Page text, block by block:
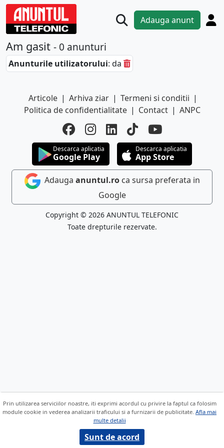
Adauga anunt
Am gasit - 0 anunturi
Anunturile utilizatorului: da
Articole | Arhiva ziar | Termeni si conditii |
Politica de confidentialitate | Contact | ANPC
Descarca aplicatia
Google Play
Descarca aplicatia
App Store
Adauga anuntul.roca sursa preferata in
Google
Copyright © 2026 ANUNTUL TELEFONIC
Toate drepturile rezervate.
Prin utilizarea serviciilor noastre, iti exprimi acordul cu privire la faptul ca folosim
module cookie in vederea analizarii traficului si a furnizarii de publicitate. Afla mai
multe detalii
Sunt de acord